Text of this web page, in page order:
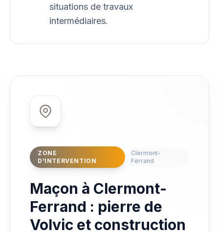
situations de travaux
intermédiaires.
ZONE
D'INTERVENTION
Clermont-
Ferrand
Maçon à Clermont-
Ferrand : pierre de
Volvic et construction